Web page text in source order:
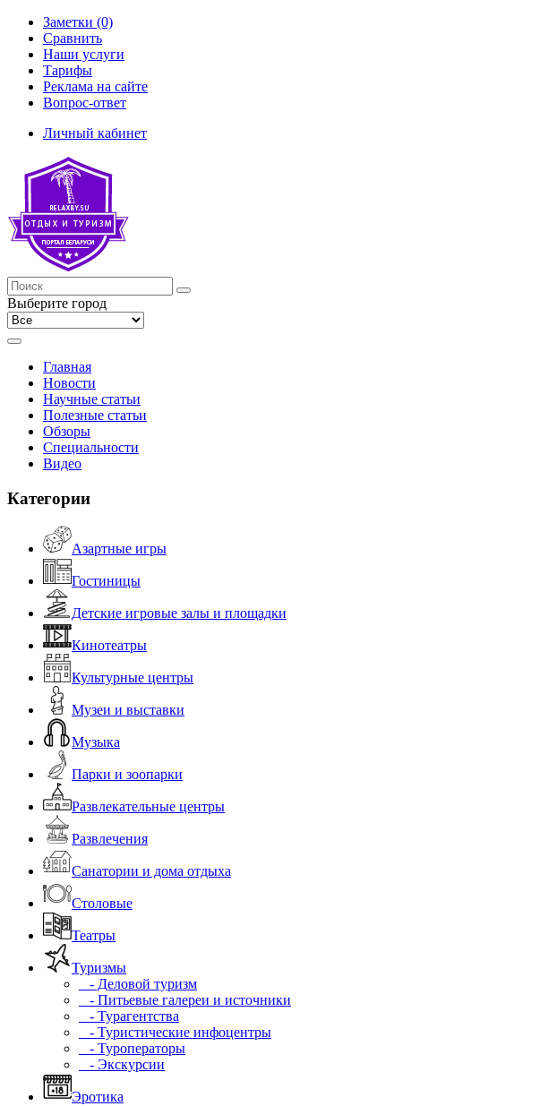
Заметки (0)
Сравнить
Наши услуги
Тарифы
Реклама на сайте
Вопрос-ответ
Личный кабинет
Выберите город
Главная
Новости
Научные статьи
Полезные статьи
Обзоры
Специальности
Видео
Категории
Азартные игры
Гостиницы
Детские игровые залы и площадки
Кинотеатры
Культурные центры
Музеи и выставки
Музыка
Парки и зоопарки
Развлекательные центры
Развлечения
Санатории и дома отдыха
Столовые
Театры
Туризмы
- Деловой туризм
- Питьевые галереи и источники
- Турагентства
- Туристические инфоцентры
- Туроператоры
- Экскурсии
Эротика